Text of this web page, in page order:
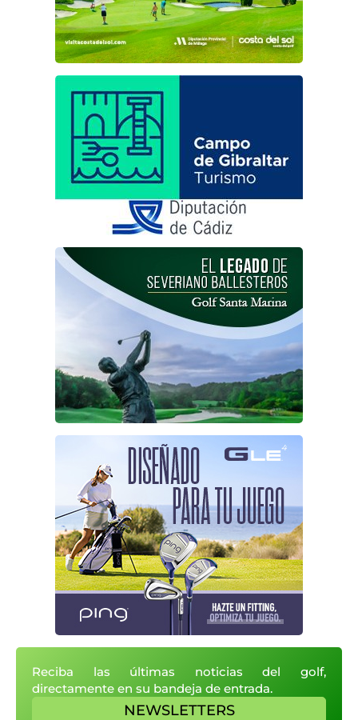
Reciba las últimas noticias del golf,
directamente en su bandeja de entrada.
NEWSLETTERS